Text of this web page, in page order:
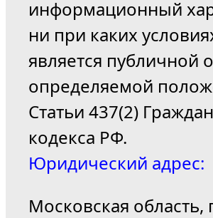
информационный
ни при каких
является публичной
определяемой
Статьи 437(2)
кодекса РФ.
Юридический адрес:
Московская область,